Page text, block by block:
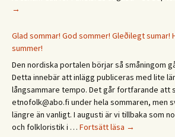
→
Glad sommar! God sommer! Gleðilegt sumar!
summer!
Den nordiska portalen börjar så småningom
Detta innebär att inlägg publiceras med lite
långsammare tempo. Det går fortfarande att
etnofolk@abo.fi under hela sommaren, men
längre än vanligt. I augusti är vi tillbaka som
och folkloristik i … Fortsätt läsa Glad
→